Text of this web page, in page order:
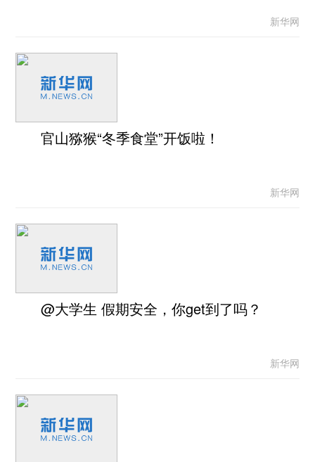
新华网
官山猕猴“冬季食堂”开饭啦！
新华网
@大学生 假期安全，你get到了吗？
新华网